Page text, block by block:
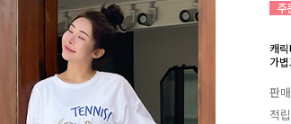
캐
가
판
적